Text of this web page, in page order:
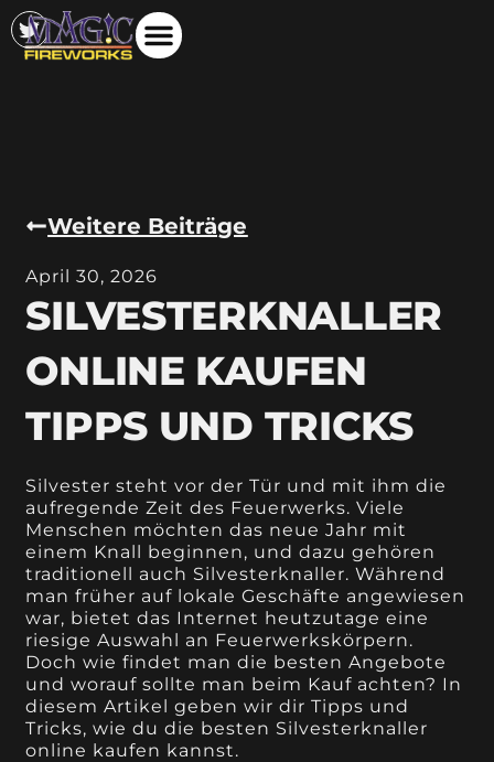
Weitere Beiträge
April 30, 2026
SILVESTERKNALLER
ONLINE KAUFEN
TIPPS UND TRICKS
Silvester steht vor der Tür und mit ihm die
aufregende Zeit des Feuerwerks. Viele
Menschen möchten das neue Jahr mit
einem Knall beginnen, und dazu gehören
traditionell auch Silvesterknaller. Während
man früher auf lokale Geschäfte angewiesen
war, bietet das Internet heutzutage eine
riesige Auswahl an Feuerwerkskörpern.
Doch wie findet man die besten Angebote
und worauf sollte man beim Kauf achten? In
diesem Artikel geben wir dir Tipps und
Tricks, wie du die besten Silvesterknaller
online kaufen kannst.